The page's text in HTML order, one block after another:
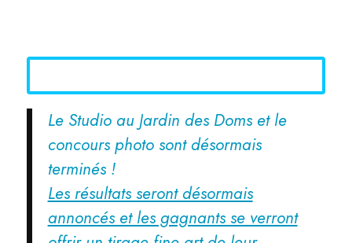
Le Studio au Jardin des Doms et le
concours photo sont désormais
terminés !
Les résultats seront désormais
annoncés et les gagnants se verront